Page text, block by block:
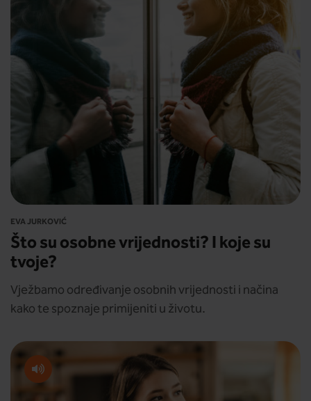
EVA JURKOVIĆ
Što su osobne vrijednosti? I koje su
tvoje?
Vježbamo određivanje osobnih vrijednosti i načina
kako te spoznaje primijeniti u životu.